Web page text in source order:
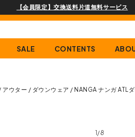
品[¥2,000(税込)以上]のレビュー投稿で300pt
SALE CONTENTS
アウター ダウンウェア NANGA ナンガ ATL
1/8